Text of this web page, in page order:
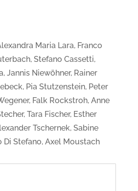
Maria Lara, Franco
Stefano Cassetti,
Jannis Niewöhner, Rainer
Pia Stutzenstein, Peter
Falk Rockstroh, Anne
Tara Fischer, Esther
Tschernek, Sabine
Di Stefano, Axel Moustach